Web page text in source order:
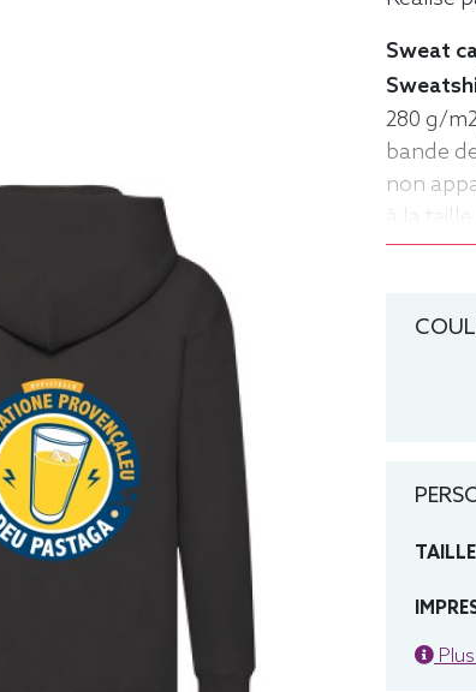
Sweat
280 g/
bande
non
à la
manche